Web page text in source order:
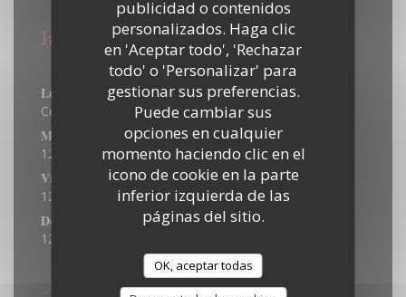
publicidad o contenidos
personalizados. Haga clic
en 'Aceptar todo', 'Rechazar
todo' o 'Personalizar' para
gestionar sus preferencias.
Puede cambiar sus
opciones en cualquier
momento haciendo clic en el
icono de cookie en la parte
inferior izquierda de las
páginas del sitio.
OK, aceptar todas
Información general
Horario de apertura
Lun
Cerrado
Mie
12:00 - 14:00 • 18:30 - 20:45
Vie
12:00 - 14:00 • 18:30 - 21:00
Domingo
12:00 - 15:00
Métodos de pago
Ticket Restaurant